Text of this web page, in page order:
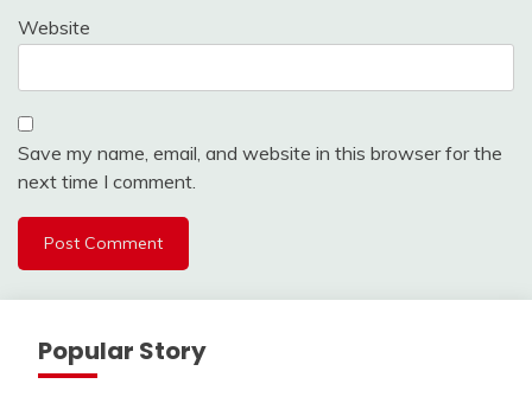
Website
Save my name, email, and website in this browser for the
next time I comment.
Popular Story